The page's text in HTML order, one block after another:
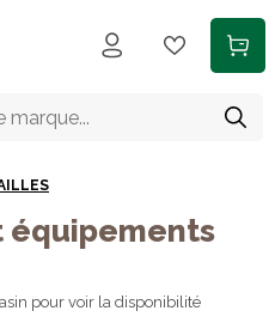
équipements
pour voir la disponibilité